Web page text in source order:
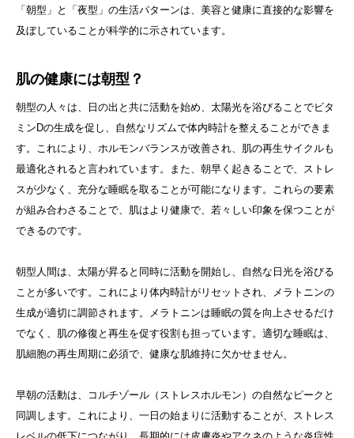
「朝型」と「夜型」の生活パターンは、美容と健康に直接的な影響を
及ぼしていることが科学的に示されています。
肌の健康には朝型？
朝型の人々は、日の出と共に活動を始め、太陽光を浴びることでビタ
ミンDの生成を促し、自然なリズムで体内時計を整えることができま
す。これにより、ホルモンバランスが改善され、肌の再生サイクルも
最適化されると言われています。また、朝早く起きることで、ストレ
スが少なく、充分な睡眠を取ることが可能になります。これらの要素
が組み合わさることで、肌はより健康で、若々しい印象を保つことが
できるのです。
朝型人間は、太陽が昇ると同時に活動を開始し、自然な日光を浴びる
ことが多いです。これにより体内時計がリセットされ、メラトニンの
生成が適切に調節されます。メラトニンは睡眠の質を向上させるだけ
でなく、肌の修復と再生を促す役割も担っています。適切な睡眠は、
肌細胞の再生周期に必須で、健康な肌維持に欠かせません。
早朝の活動は、コルチゾール（ストレスホルモン）の自然なピークと
同調します。これにより、一日の始まりに活動することが、ストレス